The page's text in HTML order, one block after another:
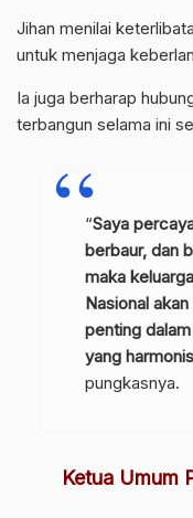
Jihan menilai
untuk menjaga
Ia juga berharap
terbangun selama ini
“Saya
berbaur, dan
maka
Nasional
penting
yang
pungkasnya.
Ketua Umum